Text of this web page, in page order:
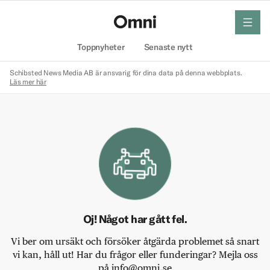
Toppnyheter Senaste nytt
meny
Schibsted News Media AB är ansvarig för dina data på denna webbplats.
Läs mer här
Oj! Något har gått fel.
Vi ber om ursäkt och försöker åtgärda problemet så snart
vi kan, håll ut! Har du frågor eller funderingar? Mejla oss